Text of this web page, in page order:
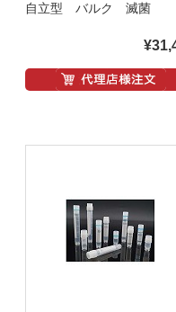
自立型 バルク 滅菌